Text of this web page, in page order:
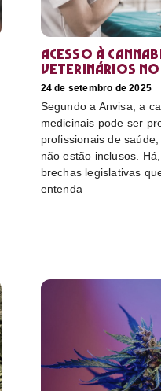
Acesso à
veterinários
24 de setembro de 2025
Segundo a Anvisa, a
medicinais pode ser
profissionais de
não estão inclusos.
brechas legislativas
entenda